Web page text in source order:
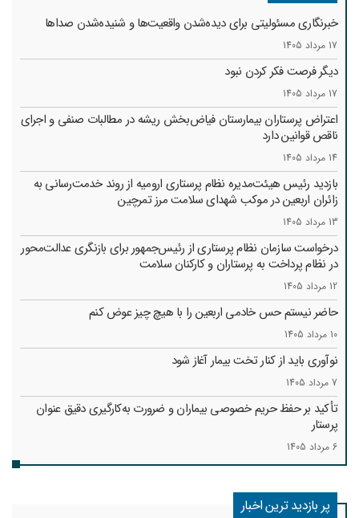
خبرنگاری مسئولیتی برای دیده‌شدن واقعیت‌ها و شنیده‌شدن صداها
17 مرداد 1405
دیگر فرصت فکر کردن نبود
17 مرداد 1405
اعتراض پرستاران بیمارستان فیاض‌بخش ریشه در مطالبات صنفی و اجرای
ناقص قوانین دارد
14 مرداد 1405
بازدید رئیس هیئت‌مدیره نظام پرستاری ارومیه از روند خدمت‌رسانی به
زائران اربعین در موکب شهدای سلامت مرز تمرچین
13 مرداد 1405
درخواست سازمان نظام پرستاری از رئیس‌جمهور برای بازنگری عدالت‌محور
در نظام پرداخت به پرستاران و کارکنان سلامت
12 مرداد 1405
حاضر نیستم حس خادمی اربعین را با هیچ چیز عوض کنم
10 مرداد 1405
نوآوری باید از کنار تخت بیمار آغاز شود
7 مرداد 1405
تأکید بر حفظ حریم خصوصی بیماران و ضرورت به‌کارگیری دقیق عنوان
پرستار
6 مرداد 1405
پر بازدید ترین اخبار